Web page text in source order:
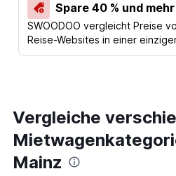
Spare 40 % und mehr
SWOODOO vergleicht Preise
Reise-Websites in einer
Vergleiche
Mainz